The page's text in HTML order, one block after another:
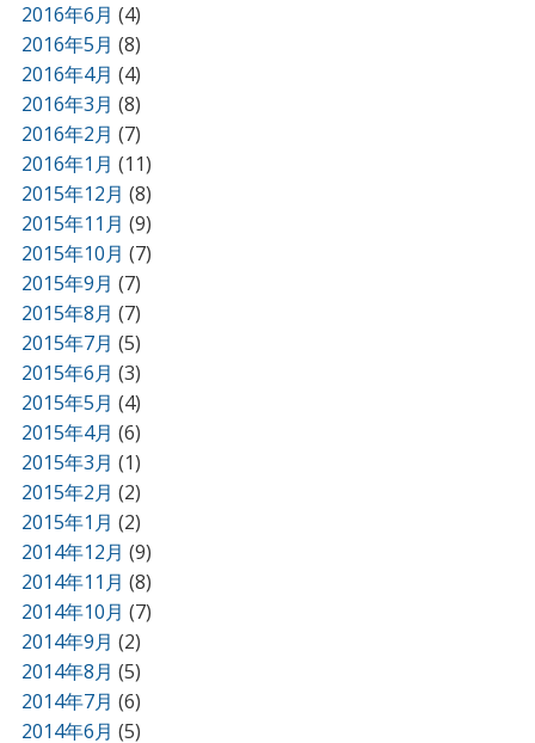
2016年6月 (4)
2016年5月 (8)
2016年4月 (4)
2016年3月 (8)
2016年2月 (7)
2016年1月 (11)
2015年12月 (8)
2015年11月 (9)
2015年10月 (7)
2015年9月 (7)
2015年8月 (7)
2015年7月 (5)
2015年6月 (3)
2015年5月 (4)
2015年4月 (6)
2015年3月 (1)
2015年2月 (2)
2015年1月 (2)
2014年12月 (9)
2014年11月 (8)
2014年10月 (7)
2014年9月 (2)
2014年8月 (5)
2014年7月 (6)
2014年6月 (5)